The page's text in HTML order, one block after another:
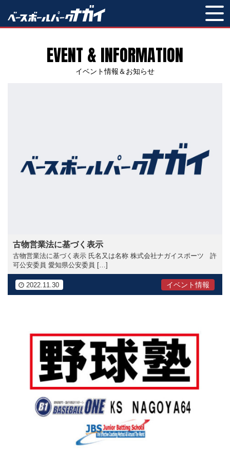
EVENT & INFORMATION
イベント情報＆お知らせ
古物営業法に基づく表示
古物営業法に基づく表示 氏名又は名称 株式会社ナガイスポーツ 許
可公安委員 愛知県公安委員 […]
2022.11.30 イベント情報